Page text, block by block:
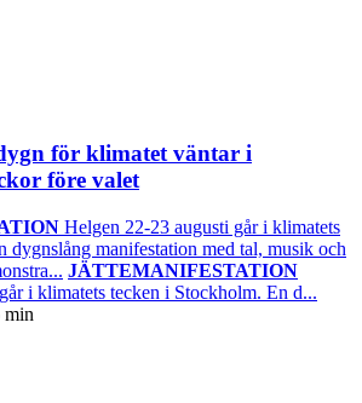
för klimatet väntar i
före valet
Helgen 22-23 augusti går i klimatets
dygnslång manifestation med tal, musik och
JÄTTEMANIFESTATION
i klimatets tecken i Stockholm. En d...
min